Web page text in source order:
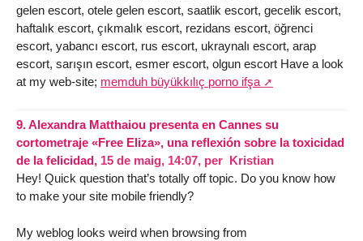
gelen escort, otele gelen escort, saatlik escort, gecelik escort,
haftalık escort, çıkmalık escort, rezidans escort, öğrenci
escort, yabancı escort, rus escort, ukraynalı escort, arap
escort, sarışın escort, esmer escort, olgun escort Have a look
at my web-site; memduh büyükkılıç porno ifşa
9.Alexandra Matthaiou presenta en Cannes su
cortometraje «Free Eliza», una reflexión sobre la toxicidad
de la felicidad, 15 de maig, 14:07, per Kristian
Hey! Quick question that’s totally off topic. Do you know how
to make your site mobile friendly?
My weblog looks weird when browsing from